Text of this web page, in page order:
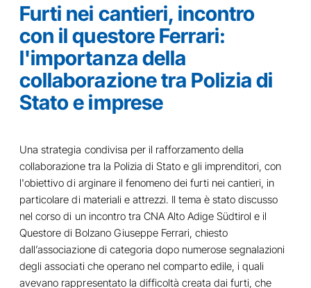
Furti nei cantieri, incontro
con il questore Ferrari:
l'importanza della
collaborazione tra Polizia di
Stato e imprese
Una strategia condivisa per il rafforzamento della
collaborazione tra la Polizia di Stato e gli imprenditori, con
l'obiettivo di arginare il fenomeno dei furti nei cantieri, in
particolare di materiali e attrezzi. Il tema è stato discusso
nel corso di un incontro tra CNA Alto Adige Südtirol e il
Questore di Bolzano Giuseppe Ferrari, chiesto
dall’associazione di categoria dopo numerose segnalazioni
degli associati che operano nel comparto edile, i quali
avevano rappresentato la difficoltà creata dai furti, che